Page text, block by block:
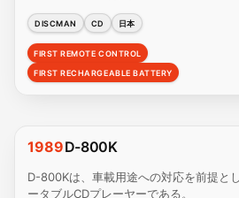
DISCMAN CD 日本
FIRST REMOTE CONTROL
FIRST RECHARGEABLE BATTERY
1989D-800K
D-800Kは、車載用途への対応を前提と
ータブルCDプレーヤーである。